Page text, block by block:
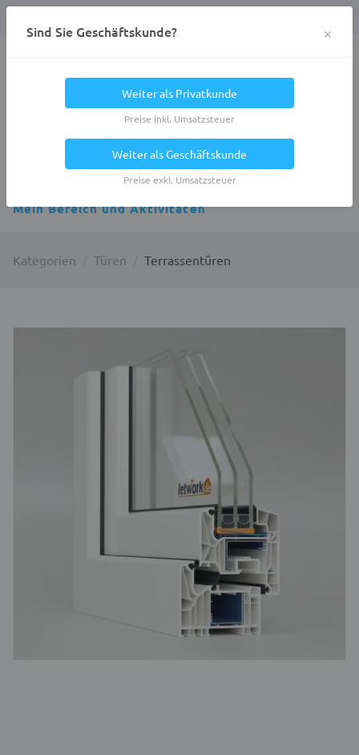
Mein Bereich und Aktivitäten
Kategorien Türen Terrassentüren
Sind Sie Geschäftskunde? ×
Weiter als Privatkunde
Preise inkl. Umsatzsteuer
Weiter als Geschäftskunde
Preise exkl. Umsatzsteuer